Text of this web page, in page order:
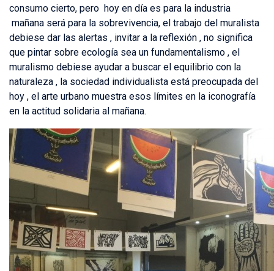
consumo cierto, pero hoy en día es para la industria
mañana será para la sobrevivencia, el trabajo del muralista
debiese dar las alertas , invitar a la reflexión , no significa
que pintar sobre ecología sea un fundamentalismo , el
muralismo debiese ayudar a buscar el equilibrio con la
naturaleza , la sociedad individualista está preocupada del
hoy , el arte urbano muestra esos límites en la iconografía
en la actitud solidaria al mañana.